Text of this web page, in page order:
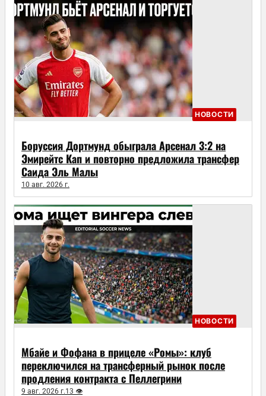
НОВОСТИ
Боруссия Дортмунд обыграла Арсенал 3:2 на
Эмирейтс Кап и повторно предложила трансфер
Саида Эль Малы
10 авг. 2026 г.
НОВОСТИ
Мбайе и Фофана в прицеле «Ромы»: клуб
переключился на трансферный рынок после
продления контракта с Пеллегрини
9 авг. 2026 г.13 👁